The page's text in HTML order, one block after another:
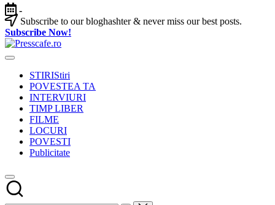
Skip
to
content
-
Subscribe to our bloghashter & never miss our best posts.
Subscribe Now!
Presscafe.ro
Cafeneau
urbaneSTIRIStiri
POVESTEA TA
INTERVIURI
TIMP LIBER
FILME
LOCURI
POVESTI
Publicitate